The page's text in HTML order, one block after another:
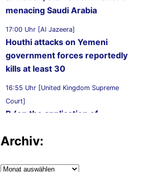
menacing Saudi Arabia
17:00 Uhr [Al Jazeera]
Houthi attacks on Yemeni
government forces reportedly
kills at least 30
16:55 Uhr [United Kingdom Supreme
Court]
R (on the application of
Secretary of State for the Home
Archiv:
Archiv: